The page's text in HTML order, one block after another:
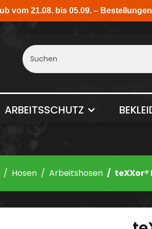
ARBEITSSCHUTZ
Hosen Arbeitshosen